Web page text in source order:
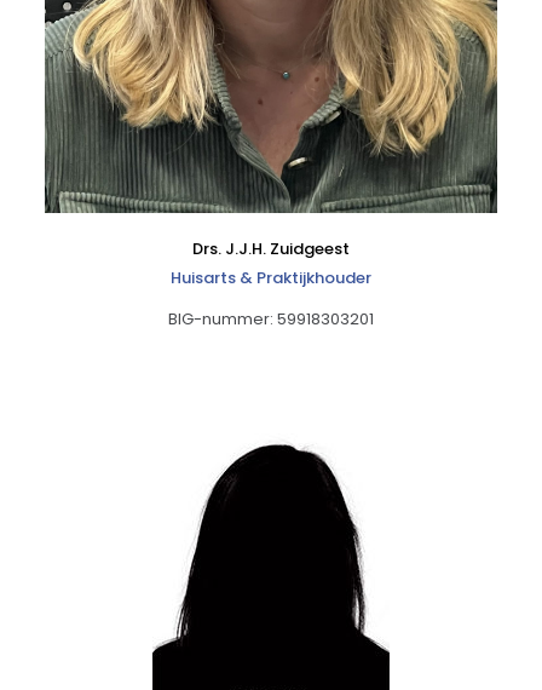
Drs. J.J.H. Zuidgeest
Huisarts & Praktijkhouder
BIG-nummer: 59918303201